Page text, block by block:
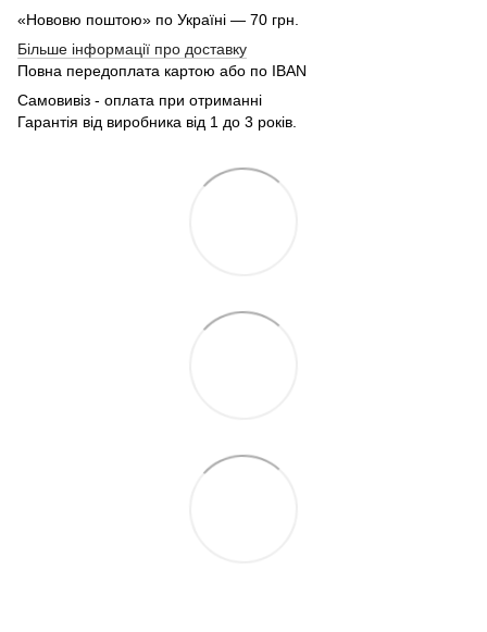
«Нововю поштою» по Україні — 70 грн.
Більше інформації про доставку
Повна передоплата картою або по IBAN
Самовивіз - оплата при отриманні
Гарантія від виробника від 1 до 3 років.